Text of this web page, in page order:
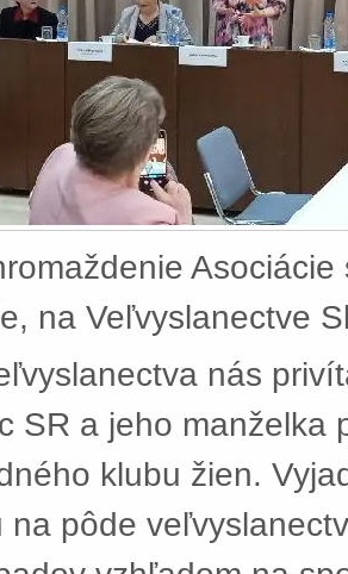
na Veľvyslanectve
nás
SR a jeho manželka
klubu žien.
na pôde